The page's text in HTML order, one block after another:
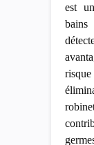
est
bains